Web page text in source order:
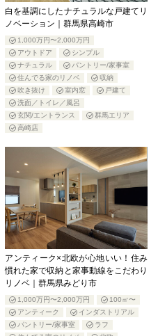
白を基調にしたナチュラルな戸建てリ
ノベーション｜群馬県高崎市
1,000万円〜2,000万円
アウトドア
シンプル
ナチュラル
パントリー/家事室
住んでる家のリノベ
収納
吹き抜け
室内窓
戸建て
洗面／トイレ／風呂
玄関/エントランス
群馬エリア
高崎店
アンティーク×北欧が心地いい！住み
慣れた家で収納と家事動線をこだわり
リノベ｜群馬県みどり市
1,000万円〜2,000万円
100㎡〜
アンティーク
インダストリアル
パントリー/家事室
ラフ